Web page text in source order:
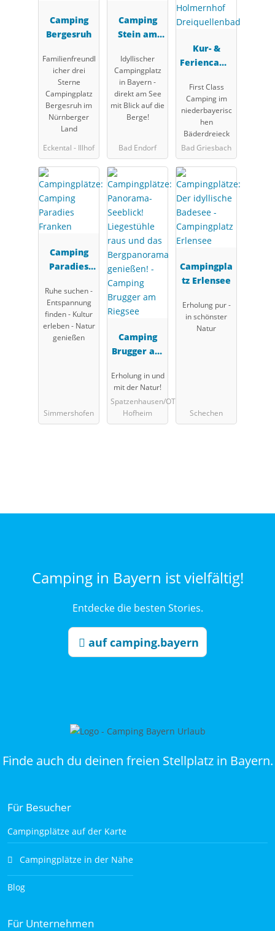
Camping
Bergesruh
Familienfreundl
icher drei
Sterne
Campingplatz
Bergesruh im
Nürnberger
Land
Eckental - Illhof
Camping
Stein am
Idyllischer
Campingplatz
in Bayern -
direkt am See
mit Blick auf die
Berge!
Bad Endorf
Kur- &
Feriencamp
Holmernhof
Dreiquellen
bad
First Class
Camping im
niederbayerisc
hen
Bäderdreieck
Bad Griesbach
Camping
Paradies
Ruhe suchen -
Entspannung
finden - Kultur
erleben - Natur
genießen
Simmershofen
Camping
Brugger am
Erholung in und
mit der Natur!
Spatzenhausen/OT
Hofheim
Campingpla
tz Erlensee
Erholung pur -
in schönster
Natur
Schechen
Camping in Bayern ist vielfältig!
Entdecke die besten Stories.
auf camping.bayern
Finde auch du deinen freien Stellplatz in Bayern.
Für Besucher
Campingplätze auf der Karte
Campingplätze in der Nähe
Blog
Für Unternehmen